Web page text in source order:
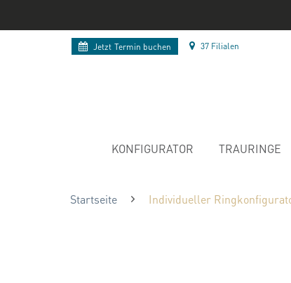
Jetzt Termin buchen 37 Filialen
KONFIGURATOR TRAURINGE
Startseite Individueller